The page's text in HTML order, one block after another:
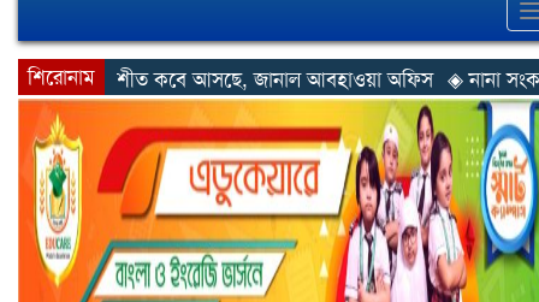
শিরোনাম
শীত কবে আসছে, জানাল আবহাওয়া অফিস ◈ নানা সংকটে রিক্রুটিং